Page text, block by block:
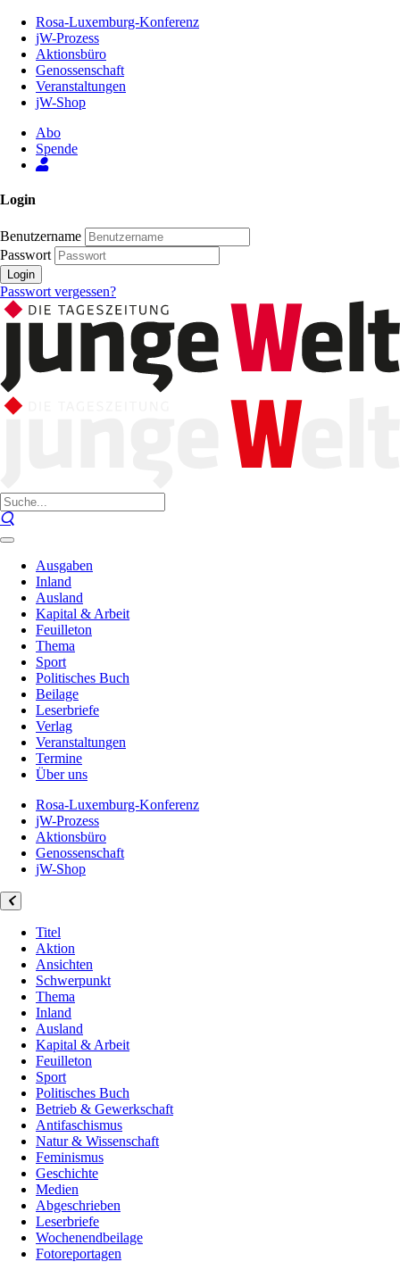
Inhalt
Seite
Rosa-Luxemburg-Konferenz
jW-Prozess
Aktionsbüro
Genossenschaft
Veranstaltungen
jW-Shop
Abo
Spende
Login
Benutzername
Passwort
Login
Passwort vergessen?
Ausgaben
Inland
Ausland
Kapital & Arbeit
Feuilleton
Thema
Sport
Politisches Buch
Beilage
Leserbriefe
Verlag
Veranstaltungen
Termine
Über uns
Rosa-Luxemburg-Konferenz
jW-Prozess
Aktionsbüro
Genossenschaft
jW-Shop
Titel
Aktion
Ansichten
Schwerpunkt
Thema
Inland
Ausland
Kapital & Arbeit
Feuilleton
Sport
Politisches Buch
Betrieb & Gewerkschaft
Antifaschismus
Natur & Wissenschaft
Feminismus
Geschichte
Medien
Abgeschrieben
Leserbriefe
Wochenendbeilage
Fotoreportagen